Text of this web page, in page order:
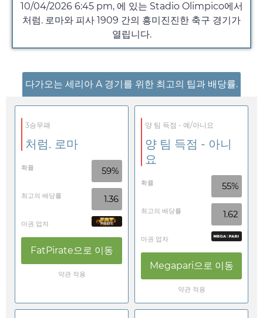
10/04/2026 6:45 pm, 에 있는 Stadio Olimpico에서
처럼. 로마와 피사 1909 간의 흥미진진한 축구 경기가
열립니다.
다가오는 세리아 A 경기를 위한 최고의 팁과 배당률.
3승무패
처럼. 로마
확률 59%
최고의 배당률 1.36
마권 업자
FatPirate으로 이동
약관 적용
양 팀 득점 - 예/아니요
양 팀 득점 - 아니
요
확률 55%
최고의 배당률 1.62
마권 업자
Megapari으로 이동
약관 적용